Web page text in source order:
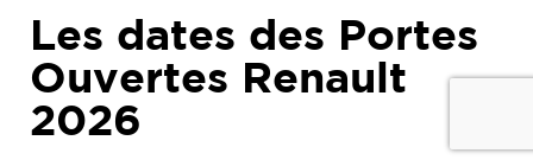
Les dates des Portes
Ouvertes Renault
2026